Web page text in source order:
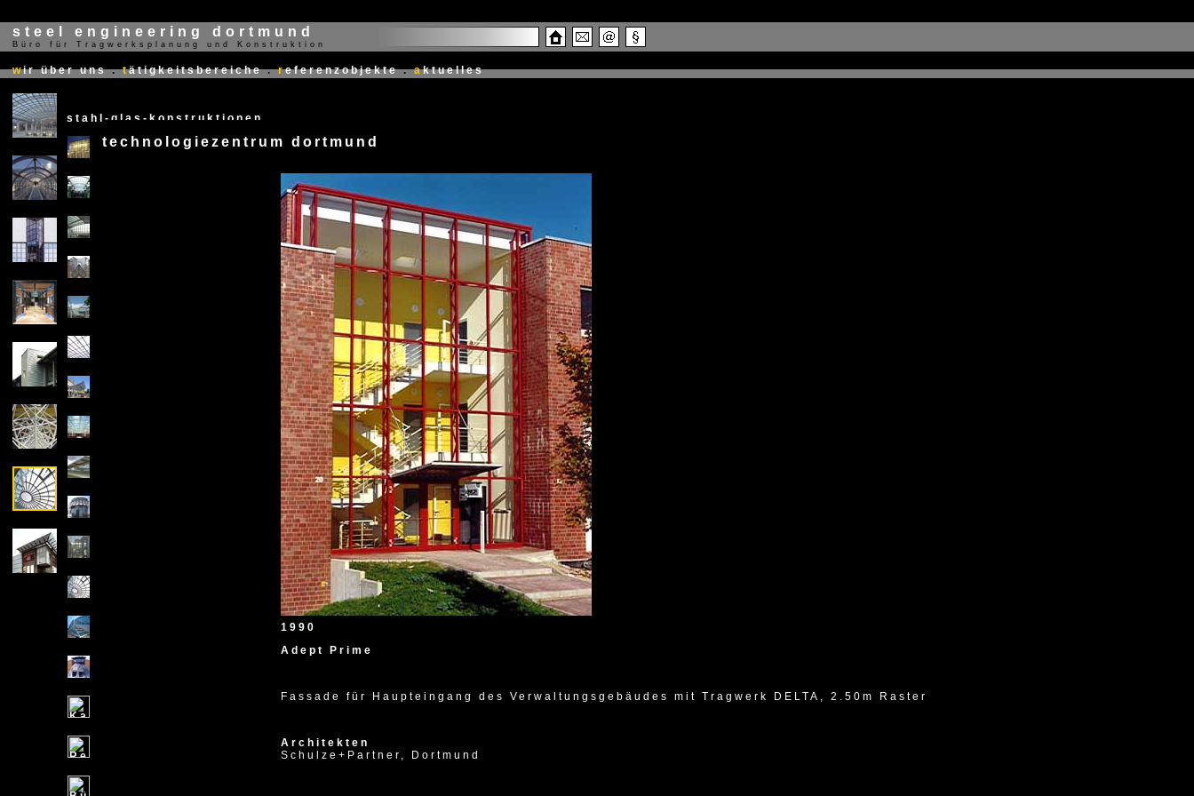
steel engineering dortmund
Büro für Tragwerksplanung und Konstruktion
wir über uns . tätigkeitsbereiche . referenzobjekte . aktuelles
stahl-glas-konstruktionen
X
technologiezentrum dortmund
X
1990
Adept Prime
Fassade für Haupteingang des Verwaltungsgebäudes mit Tragwerk DELTA, 2.50m Raster
Architekten
Schulze+Partner, Dortmund